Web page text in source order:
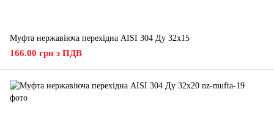
Муфта нержавіюча перехідна AISI 304 Ду 32х15
166.00 грн з ПДВ